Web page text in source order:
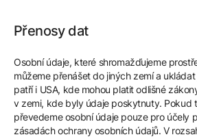
Přenosy dat
Osobní údaje, které shromažďujeme
můžeme přenášet do jiných zemí a
patří i USA, kde mohou platit odlišné
v zemi, kde byly údaje poskytnuty. Pokud
převedeme osobní údaje pouze pro účely
zásadách ochrany osobních údajů. V